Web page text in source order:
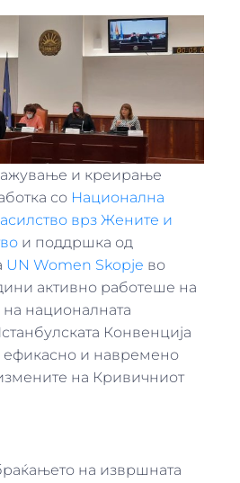
и креирање
со Национална
врз Жените и
и поддршка од
UN Women Skopje во
активно работеше на
на националната
Конвенција
ефикасно и навремено
на Кривичниот
на извршната